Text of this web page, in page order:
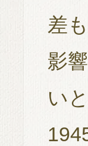
差
影
い